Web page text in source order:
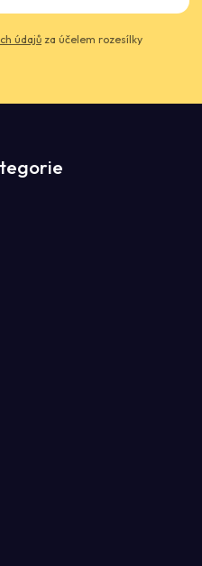
údajů za účelem rozesílky